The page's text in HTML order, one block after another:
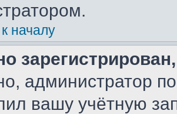
началу
администратор
вашу учётную